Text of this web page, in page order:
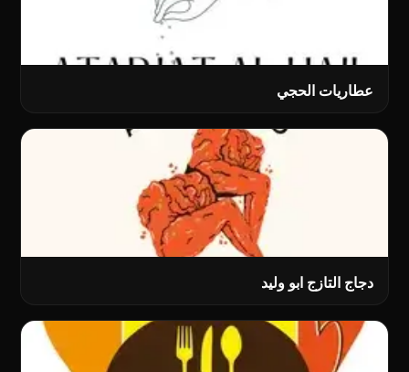
عطاريات الحجي
دجاج التازج ابو ولید